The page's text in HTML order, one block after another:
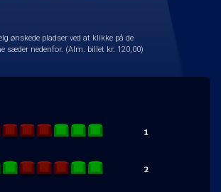
ønskede pladser ved at klikke på de
sæder nedenfor. (Alm. billet kr. 120,00)